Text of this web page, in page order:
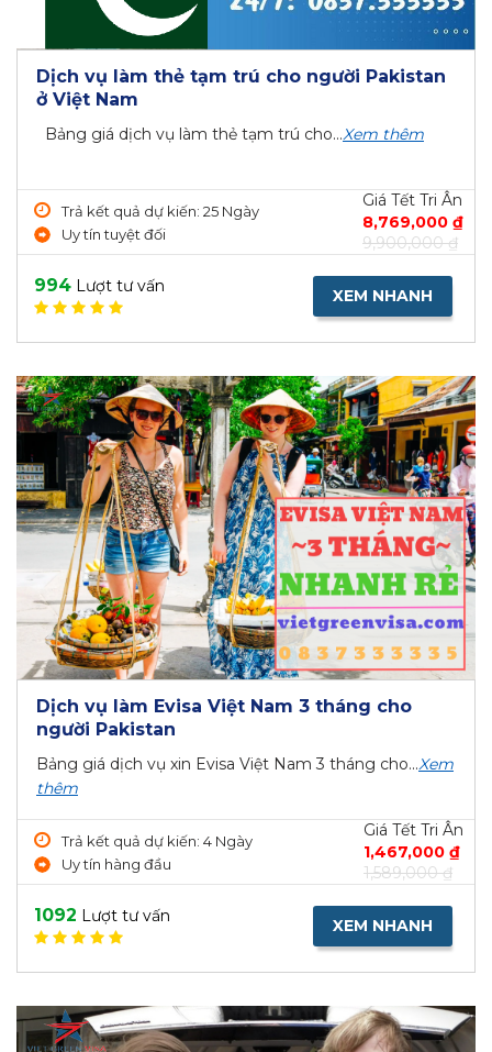
Dịch vụ làm thẻ tạm trú cho người Pakistan
ở Việt Nam
Bảng giá dịch vụ làm thẻ tạm trú cho...Xem thêm
Trả kết quả dự kiến: 25 Ngày
Uy tín tuyệt đối
Giá Tết Tri Ân
8,769,000 ₫
9,900,000 ₫
994 Lượt tư vấn XEM NHANH
Dịch vụ làm Evisa Việt Nam 3 tháng cho
người Pakistan
Bảng giá dịch vụ xin Evisa Việt Nam 3 tháng cho...Xem
thêm
Trả kết quả dự kiến: 4 Ngày
Uy tín hàng đầu
Giá Tết Tri Ân
1,467,000 ₫
1,589,000 ₫
1092 Lượt tư vấn XEM NHANH